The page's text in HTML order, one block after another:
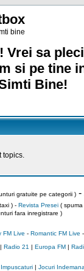
bine
sa
si pe tine
Bine!
topics.
gratuite pe categorii )-
) - Revista Presei( spuma
fara inregistrare )
FM Live - Romantic FM Live -
Radio 21 | Europa FM|
| Jocuri